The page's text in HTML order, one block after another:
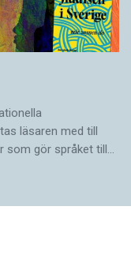
läsaren med till
som gör språket till…